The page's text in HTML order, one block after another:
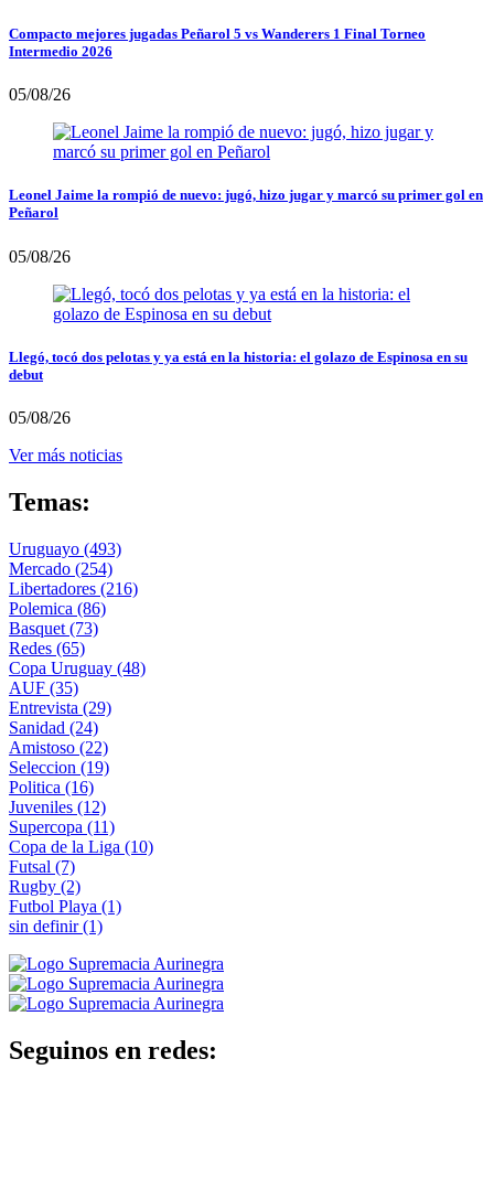
Compacto mejores jugadas Peñarol 5 vs Wanderers 1 Final Torneo
Intermedio 2026
05/08/26
Leonel Jaime la rompió de nuevo: jugó, hizo jugar y marcó su primer gol en
Peñarol
05/08/26
Llegó, tocó dos pelotas y ya está en la historia: el golazo de Espinosa en su
debut
05/08/26
Ver más noticias
Temas:
Uruguayo (493)
Mercado (254)
Libertadores (216)
Polemica (86)
Basquet (73)
Redes (65)
Copa Uruguay (48)
AUF (35)
Entrevista (29)
Sanidad (24)
Amistoso (22)
Seleccion (19)
Politica (16)
Juveniles (12)
Supercopa (11)
Copa de la Liga (10)
Futsal (7)
Rugby (2)
Futbol Playa (1)
sin definir(1)
Seguinos en redes: